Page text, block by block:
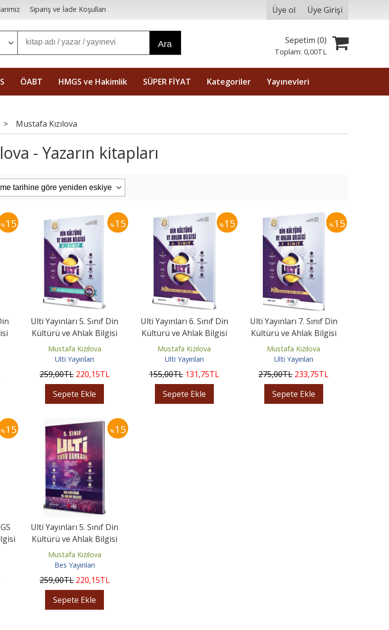
Sipariş ve İade Koşulları Üye ol Üye Girişi
Ara Sepetim (0)
Toplam:0,00TL
ÖABT HMGS ve Hakimlik SÜPER FİYAT Kategoriler Yayınevleri
> Mustafa Kızılova
- Yazarın kitapları
%15 %15
Ulti Yayınları 5. Sınıf Din
Kültürü ve Ahlak Bilgisi
Haftalık Ödev Föyleri
Mustafa Kızılova
Ulti Yayınları
259,00TL 220,15TL
Sepete Ekle
%15
Ulti Yayınları 6. Sınıf Din
Kültürü ve Ahlak Bilgisi
Haftalık Ödev Föyleri
Mustafa Kızılova
Ulti Yayınları
155,00TL 131,75TL
Sepete Ekle
%15
Ulti Yayınları 7. Sınıf Din
Kültürü ve Ahlak Bilgisi
Haftalık Ödev Föyleri
Mustafa Kızılova
Ulti Yayınları
275,00TL 233,75TL
Sepete Ekle
%15 %15
Ulti Yayınları 5. Sınıf Din
Kültürü ve Ahlak Bilgisi
Soru Bankası
Mustafa Kızılova
Bes Yayınları
259,00TL 220,15TL
Sepete Ekle